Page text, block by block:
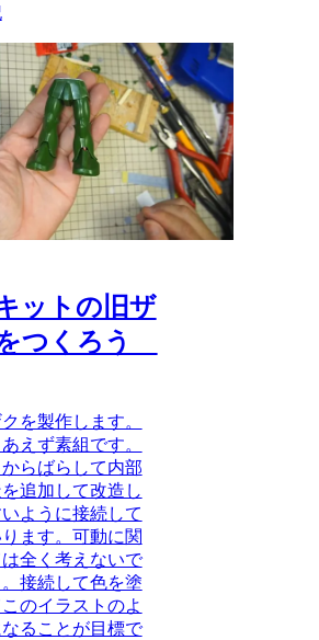
ットの旧ザ
つくろう
クを製作します。
えず素組です。
からばらして内部
追加して改造し
ように接続して
ります。可動に関
は全く考えないで
接続して色を塗
のイラストのよ
なることが目標で